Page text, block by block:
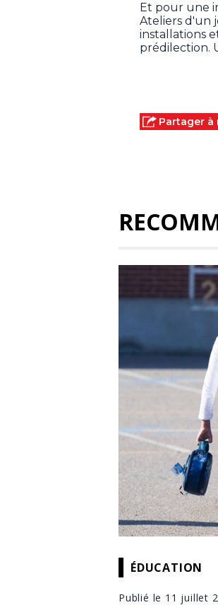
Et pour une
Ateliers d'un
installations
prédilection.
Partager à
ÉDUCATION
Publié le 11 juillet